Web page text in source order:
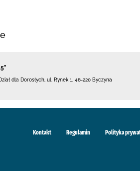
dla Dorosłych, ul. Rynek 1 46-220 Byczyna
Kontakt Regulamin Polityka